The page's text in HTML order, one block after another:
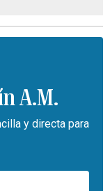
A.M.
y directa para